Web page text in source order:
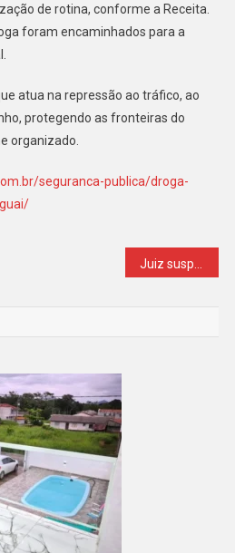
Paraguai
Dirigido
de rotina, conforme a Receita.
foram encaminhados para a
atua na repressão ao tráfico, ao
protegendo as fronteiras do
organizado.
seguranca-publica/droga-
Juiz suspende raio-X em agentes penitenciários por risco à saúde